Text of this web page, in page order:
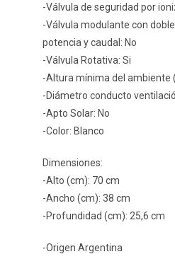
-Válvula de seguridad por
-Válvula modulante con
potencia y caudal: No
-Válvula Rotativa: Si
-Altura mínima del ambiente
-Diámetro conducto
-Apto Solar: No
-Color: Blanco
Dimensiones:
-Alto (cm): 70 cm
-Ancho (cm): 38 cm
-Profundidad (cm): 25,6 cm
-Origen Argentina